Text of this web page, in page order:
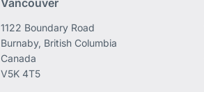
Vancouver
1122 Boundary Road
Burnaby, British Columbia
Canada
V5K 4T5